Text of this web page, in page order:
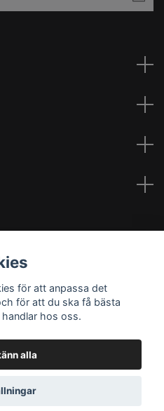
rättigheter reserverade
för att anpassa det
för att du ska få bästa
hos oss.
alla